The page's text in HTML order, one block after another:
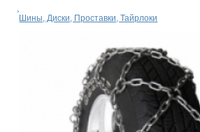
Шины, Диски, Проставки, Тайрлоки